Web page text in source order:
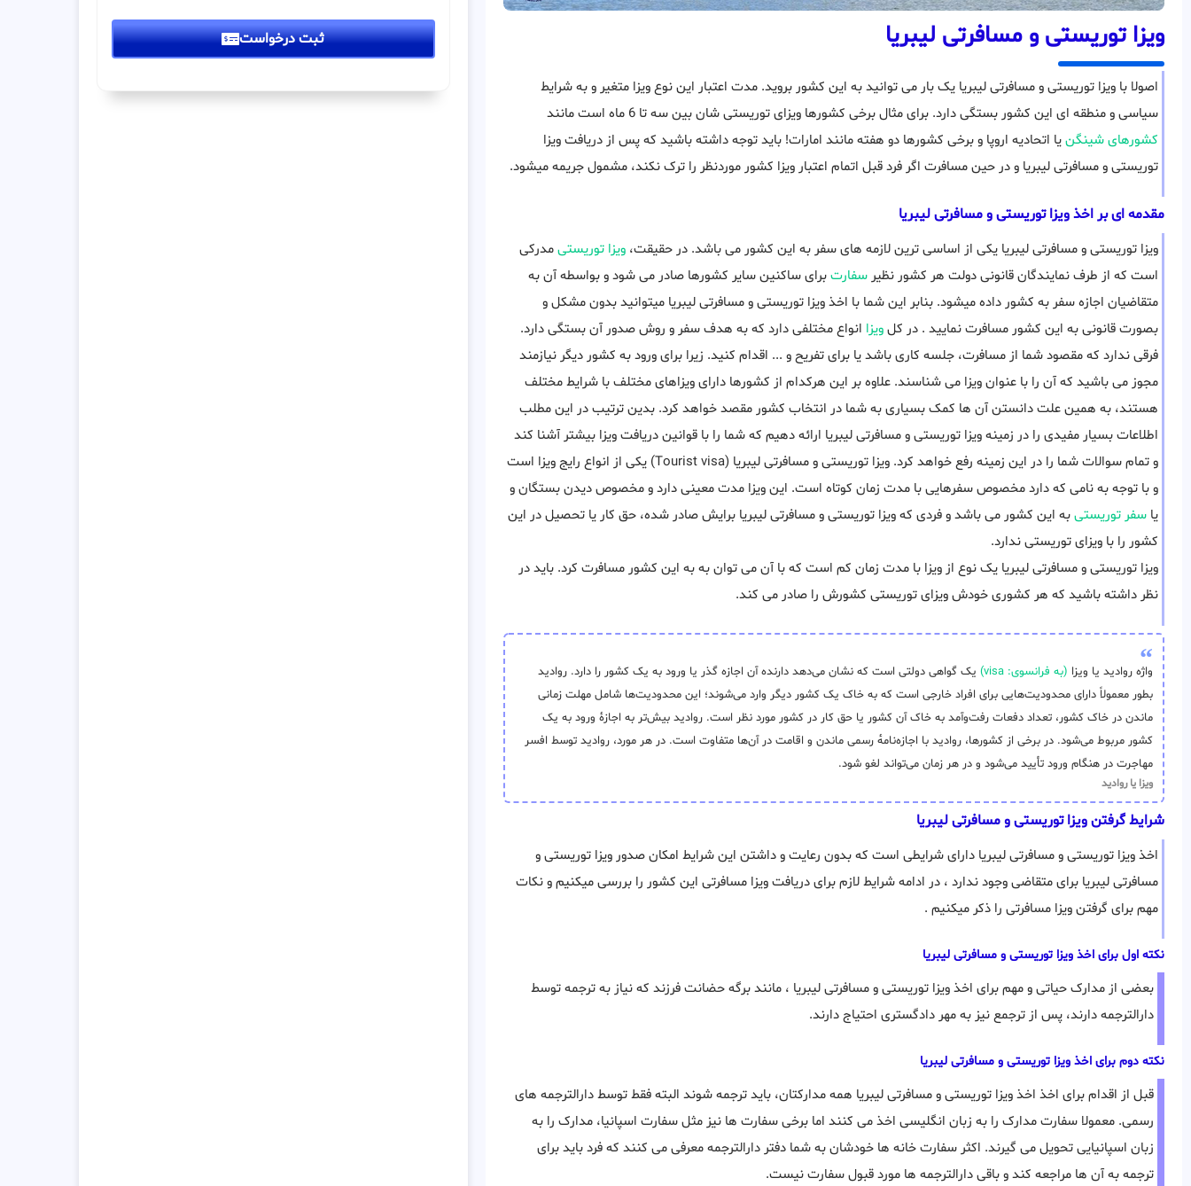
ویزا توریستی و مسافرتی لیبریا
اصولا با ویزا توریستی و مسافرتی لیبریا یک بار می توانید به این کشور بروید. مدت اعتبار این نوع ویزا متغیر و به شرایط
سیاسی و منطقه ای این کشور بستگی دارد. برای مثال برخی کشورها ویزای توریستی شان بین سه تا 6 ماه است مانند
کشورهای شینگنیا اتحادیه اروپا و برخی کشورها دو هفته مانند امارات! باید توجه داشته باشید که پس از دریافت ویزا
توریستی و مسافرتی لیبریا و در حین مسافرت اگر فرد قبل اتمام اعتبار ویزا کشور موردنظر را ترک نکند، مشمول جریمه میشود.
مقدمه ای بر اخذ ویزا توریستی و مسافرتی لیبریا
ویزا توریستی و مسافرتی لیبریا یکی از اساسی ترین لازمه های سفر به این کشور می باشد. در حقیقت، ویزا توریستیمدرکی
است که از طرف نمایندگان قانونی دولت هر کشور نظیرسفارتبرای ساکنین سایر کشورها صادر می شود و بواسطه آن به
متقاضیان اجازه سفر به کشور داده میشود. بنابر این شما با اخذ ویزا توریستی و مسافرتی لیبریا میتوانید بدون مشکل و
بصورت قانونی به این کشور مسافرت نمایید . در کلویزا انواع مختلفی دارد که به هدف سفر و روش صدور آن بستگی دارد.
فرقی ندارد که مقصود شما از مسافرت، جلسه کاری باشد یا برای تفریح و ... اقدام کنید. زیرا برای ورود به کشور دیگر نیازمند
مجوز می باشید که آن را با عنوان ویزا می شناسند. علاوه بر این هرکدام از کشورها دارای ویزاهای مختلف با شرایط مختلف
هستند، به همین علت دانستن آن ها کمک بسیاری به شما در انتخاب کشور مقصد خواهد کرد. بدین ترتیب در این مطلب
اطلاعات بسیار مفیدی را در زمینه ویزا توریستی و مسافرتی لیبریا ارائه دهیم که شما را با قوانین دریافت ویزا بیشتر آشنا کند
و تمام سوالات شما را در این زمینه رفع خواهد کرد. ویزا توریستی و مسافرتی لیبریا (Tourist visa) یکی از انواع رایج ویزا است
و با توجه به نامی که دارد مخصوص سفرهایی با مدت زمان کوتاه است. این ویزا مدت معینی دارد و مخصوص دیدن بستگان و
یا سفر توریستیبه این کشور می باشد و فردی که ویزا توریستی و مسافرتی لیبریا برایش صادر شده، حق کار یا تحصیل در این
کشور را با ویزای توریستی ندارد.
ویزا توریستی و مسافرتی لیبریا یک نوع از ویزا با مدت زمان کم است که با آن می توان به به این کشور مسافرت کرد. باید در
نظر داشته باشید که هر کشوری خودش ویزای توریستی کشورش را صادر می کند.
واژه روادید یا ویزا (به فرانسوی: visa)
یک گواهی دولتی است که نشان می‌دهد دارنده آن اجازه گذر یا ورود به یک کشور را دارد. روادید
بطور معمولاً دارای محدودیت‌هایی برای افراد خارجی است که به خاک یک کشور دیگر وارد می‌شوند؛ این محدودیت‌ها شامل مهلت زمانی
ماندن در خاک کشور، تعداد دفعات رفت‌وآمد به خاک آن کشور یا حق کار در کشور مورد نظر است. روادید بیش‌تر به اجازهٔ ورود به یک
کشور مربوط می‌شود. در برخی از کشورها، روادید با اجازه‌نامهٔ رسمی ماندن و اقامت در آن‌ها متفاوت است. در هر مورد، روادید توسط افسر
مهاجرت در هنگام ورود تأیید می‌شود و در هر زمان می‌تواند لغو شود.
ویزا یا روادید
شرایط گرفتن ویزا توریستی و مسافرتی لیبریا
اخذ ویزا توریستی و مسافرتی لیبریا دارای شرایطی است که بدون رعایت و داشتن این شرایط امکان صدور ویزا توریستی و
مسافرتی لیبریا برای متقاضی وجود ندارد ، در ادامه شرایط لازم برای دریافت ویزا مسافرتی این کشور را بررسی میکنیم و نکات
مهم برای گرفتن ویزا مسافرتی را ذکر میکنیم .
نکته اول برای اخذ ویزا توریستی و مسافرتی لیبریا
بعضی از مدارک حیاتی و مهم برای اخذ ویزا توریستی و مسافرتی لیبریا ، مانند برگه حضانت فرزند که نیاز به ترجمه توسط
دارالترجمه دارند، پس از ترجمع نیز به مهر دادگستری احتیاج دارند.
نکته دوم برای اخذ ویزا توریستی و مسافرتی لیبریا
قبل از اقدام برای اخذ اخذ ویزا توریستی و مسافرتی لیبریا همه مدارکتان، باید ترجمه شوند البته فقط توسط دارالترجمه های
رسمی. معمولا سفارت مدارک را به زبان انگلیسی اخذ می کنند اما برخی سفارت ها نیز مثل سفارت اسپانیا، مدارک را به
زبان اسپانیایی تحویل می گیرند. اکثر سفارت خانه ها خودشان به شما دفتر دارالترجمه معرفی می کنند که فرد باید برای
ترجمه به آن ها مراجعه کند و باقی دارالترجمه ها مورد قبول سفارت نیست.
ثبت درخواست